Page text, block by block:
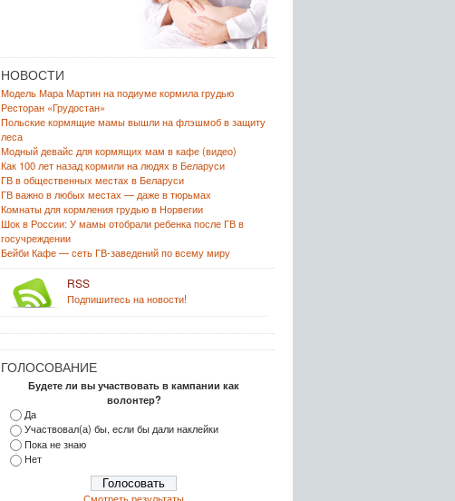
НОВОСТИ
Модель Мара Мартин на подиуме кормила грудью
Ресторан «Грудостан»
Польские кормящие мамы вышли на флэшмоб в защиту
леса
Модный девайс для кормящих мам в кафе (видео)
Как 100 лет назад кормили на людях в Беларуси
ГВ в общественных местах в Беларуси
ГВ важно в любых местах — даже в тюрьмах
Комнаты для кормления грудью в Норвегии
Шок в России: У мамы отобрали ребенка после ГВ в
госучреждении
Бейби Кафе — сеть ГВ-заведений по всему миру
RSS
Подпишитесь на новости!
ГОЛОСОВАНИЕ
Будете ли вы участвовать в кампании как
волонтер?
Да
Участвовал(а) бы, если бы дали наклейки
Пока не знаю
Нет
Смотреть результаты